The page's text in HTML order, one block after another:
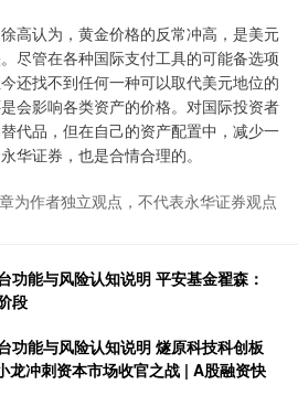
认为，黄金价格的反常冲高，是美元
尽管在各种国际支付工具的可能备选项
还找不到任何一种可以取代美元地位的
会影响各类资产的价格。对国际投资者
代品，但在自己的资产配置中，减少一
华证券，也是合情合理的。
为作者独立观点，不代表永华证券观点
功能与风险认知说明 平安基金翟森：
段
功能与风险认知说明 燧原科技科创板
龙冲刺资本市场收官之战 | A股融资快